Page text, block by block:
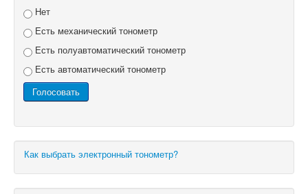
Нет
Есть механический тонометр
Есть полуавтоматический тонометр
Есть автоматический тонометр
Как выбрать электронный тонометр?